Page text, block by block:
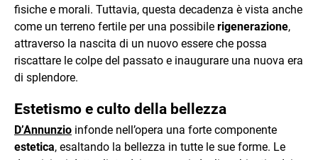
fisiche e morali. Tuttavia, questa decadenza è vista anche
come un terreno fertile per una possibile rigenerazione,
attraverso la nascita di un nuovo essere che possa
riscattare le colpe del passato e inaugurare una nuova era
di splendore.
Estetismo e culto della bellezza
D’Annunzio infonde nell’opera una forte componente
estetica, esaltando la bellezza in tutte le sue forme. Le